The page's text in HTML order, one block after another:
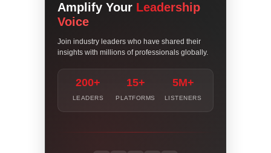
Amplify Your Leadership
Voice
Join industry leaders who have shared their
insights with millions of professionals globally.
200+
LEADERS
15+
PLATFORMS
5M+
LISTENERS